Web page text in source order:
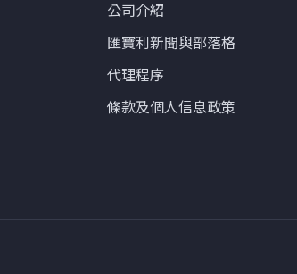
公司介紹
匯寶利新聞與部落格
代理程序
條款及個人信息政策